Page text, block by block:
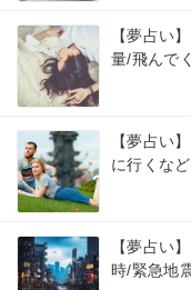
【夢占い
量/飛んで
【夢占い
に行くな
【夢占い
時/緊急地